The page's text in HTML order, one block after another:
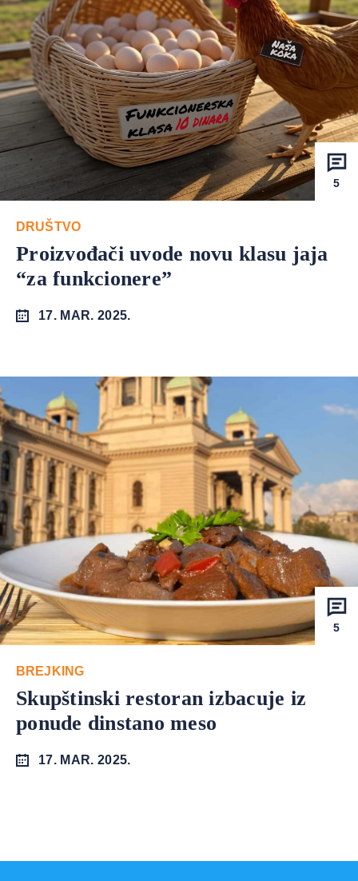
5
DRUŠTVO
Proizvođači uvode novu klasu jaja
“za funkcionere”
17. MAR. 2025.
5
BREJKING
Skupštinski restoran izbacuje iz
ponude dinstano meso
17. MAR. 2025.